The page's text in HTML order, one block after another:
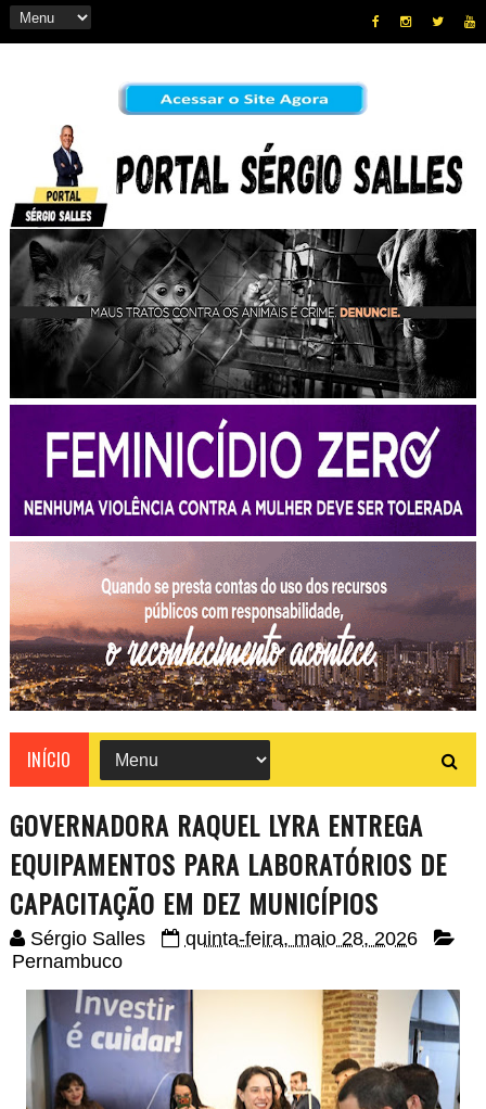
INÍCIO
GOVERNADORA RAQUEL LYRA ENTREGA
EQUIPAMENTOS PARA LABORATÓRIOS DE
CAPACITAÇÃO EM DEZ MUNICÍPIOS
Sérgio Salles
quinta-feira, maio 28, 2026
Pernambuco